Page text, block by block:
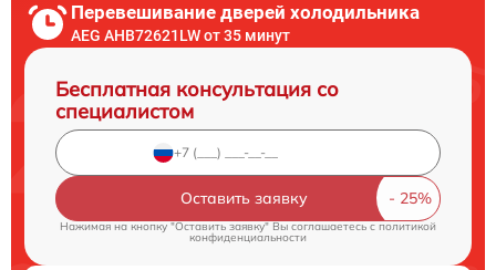
Перевешивание дверей холодильника
AEG AHB72621LW от 35 минут
Бесплатная консультация со
специалистом
Оставить заявку
Нажимая на кнопку "Оставить заявку" Вы соглашаетесь cполитикой
конфиденциальности